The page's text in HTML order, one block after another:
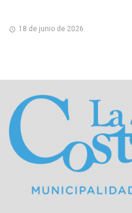
18 de junio de 2026